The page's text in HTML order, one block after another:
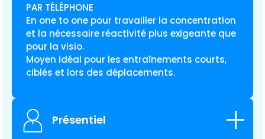
PAR TÉLÉPHONE
En one to one pour travailler la concentration
et la nécessaire réactivité plus exigeante que
pour la visio.
Moyen idéal pour les entraînements courts,
ciblés et lors des déplacements.
Présentiel